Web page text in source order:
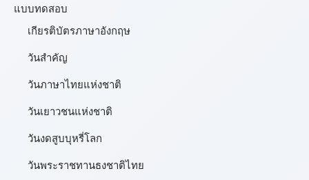
แบบทดสอบ
เกียรติบัตรภาษาอังกฤษ
วันสำคัญ
วันภาษาไทยแห่งชาติ
วันเยาวชนแห่งชาติ
วันงดสูบบุหรี่โลก
วันพระราชทานธงชาติไทย